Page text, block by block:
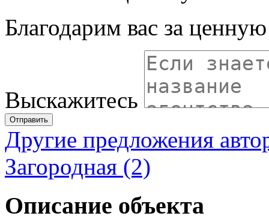
Благодарим вас за
Выскажитесь
Отправить
Другие предложения
Загородная (2)
Описание объекта